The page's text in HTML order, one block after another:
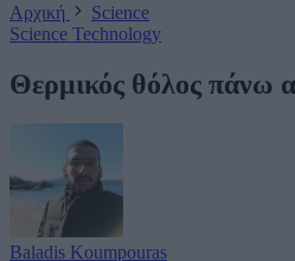
Αρχική
Science
Science Technology
Θερμικός θόλος πάνω
Baladis Koumpouras